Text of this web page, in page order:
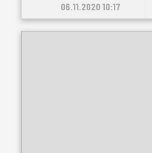
06.11.2020 10:17